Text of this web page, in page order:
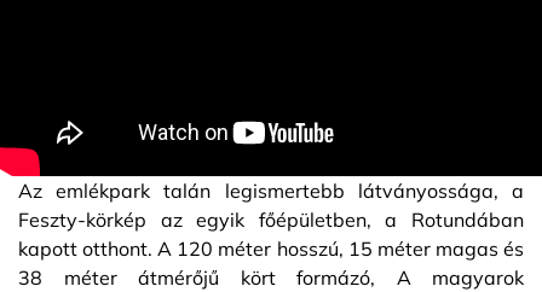
Az emlékpark talán legismertebb látványossága, a
Feszty-körkép az egyik főépületben, a Rotundában
kapott otthont. A 120 méter hosszú, 15 méter magas és
38 méter átmérőjű kört formázó, A magyarok